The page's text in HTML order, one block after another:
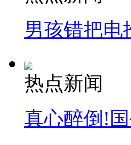
男孩错把电
热点新闻
真心醉倒!